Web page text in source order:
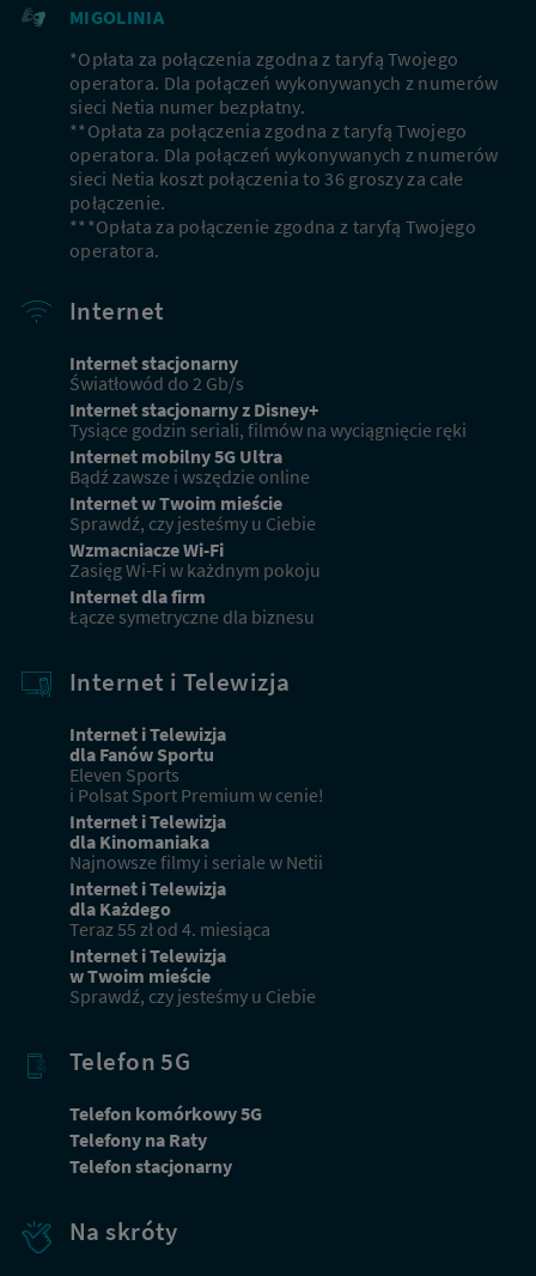
MIGOLINIA
*Opłata za połączenia zgodna z taryfą Twojego
operatora. Dla połączeń wykonywanych z numerów
sieci Netia numer bezpłatny.
**Opłata za połączenia zgodna z taryfą Twojego
operatora. Dla połączeń wykonywanych z numerów
sieci Netia koszt połączenia to 36 groszy za całe
połączenie.
***Opłata za połączenie zgodna z taryfą Twojego
operatora.
Internet
Internet stacjonarny
Światłowód do 2 Gb/s
Internet stacjonarny z Disney+
Tysiące godzin seriali, filmów na wyciągnięcie ręki
Internet mobilny 5G Ultra
Bądź zawsze i wszędzie online
Internet w Twoim mieście
Sprawdź, czy jesteśmy u Ciebie
Wzmacniacze Wi-Fi
Zasięg Wi-Fi w każdnym pokoju
Internet dla firm
Łącze symetryczne dla biznesu
Internet i Telewizja
Internet i Telewizja
dla Fanów Sportu
Eleven Sports
i Polsat Sport Premium w cenie!
Internet i Telewizja
dla Kinomaniaka
Najnowsze filmy i seriale w Netii
Internet i Telewizja
dla Każdego
Teraz 55 zł od 4. miesiąca
Internet i Telewizja
w Twoim mieście
Sprawdź, czy jesteśmy u Ciebie
Telefon 5G
Telefon komórkowy 5G
Telefony na Raty
Telefon stacjonarny
Na skróty
Nowi klienci
Podaj adres, aby dopasować ofertę do Twojej
lokalizacji
Miejscowość
Nr domu Nr mieszkania
DOPASUJ OFERTY
Obecni klienci
klientów
do
klientów